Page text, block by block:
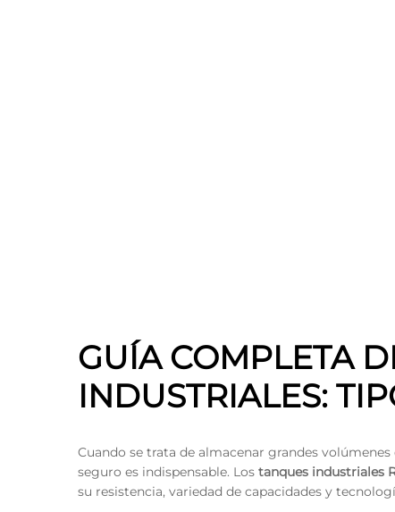
GUÍA COMPLETA
INDUSTRIALES:
Cuando se trata de almacenar grandes
seguro es indispensable. Los tanques industriales
su resistencia, variedad de capacidades y